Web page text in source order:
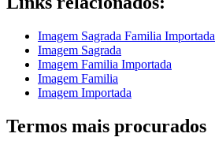
Imagem Sagrada Familia Importada
Imagem Sagrada
Imagem Familia Importada
Imagem Familia
Imagem Importada
Termos mais procurados